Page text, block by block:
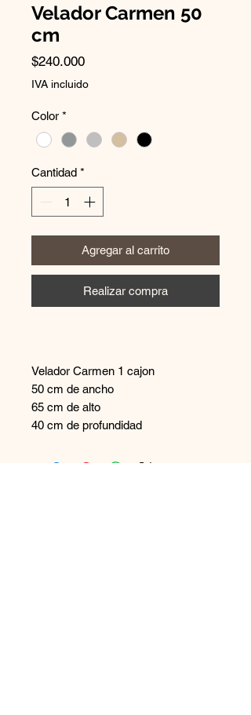
Velador Carmen 50
cm
$240.000Precio
IVA incluido
Color *
Cantidad *
Agregar al carrito
Realizar compra
Velador Carmen 1 cajon
50 cm de ancho
65 cm de alto
40 cm de profundidad